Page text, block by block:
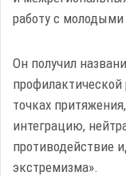
работу с
Он получил
точках
интеграцию,
противодействие
экстремизма».